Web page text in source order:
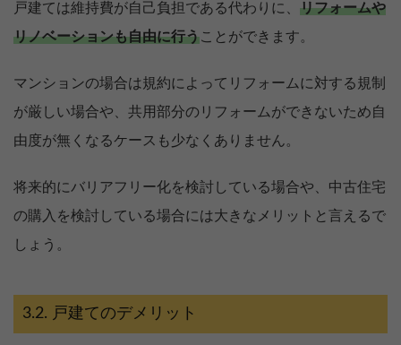
戸建ては維持費が自己負担である代わりに、 リフォームや
リノベーションも自由に行うことができます。
マンションの場合は規約によってリフォームに対する規制
が厳しい場合や、共用部分のリフォームができないため自
由度が無くなるケースも少なくありません。
将来的にバリアフリー化を検討している場合や、中古住宅
の購入を検討している場合には大きなメリットと言えるで
しょう。
戸建てのデメリット